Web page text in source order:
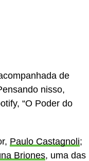
de
nisso,
“O Poder do
Paulo Castagnoli;
Briones, uma das